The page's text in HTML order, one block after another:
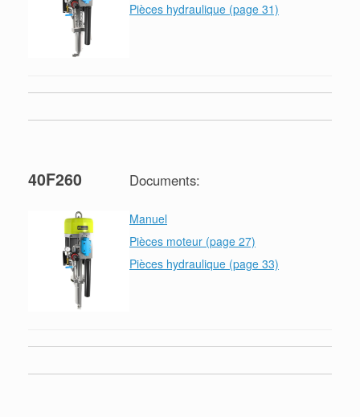
Pièces hydraulique (page 31)
40F260 Documents:
Manuel
Pièces moteur (page 27)
Pièces hydraulique (page 33)